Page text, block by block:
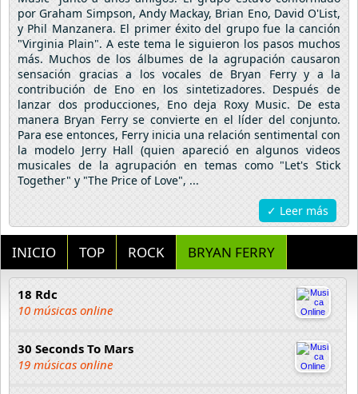
por Graham Simpson, Andy Mackay, Brian Eno, David O'List,
y Phil Manzanera. El primer éxito del grupo fue la canción
"Virginia Plain". A este tema le siguieron los pasos muchos
más. Muchos de los álbumes de la agrupación causaron
sensación gracias a los vocales de Bryan Ferry y a la
contribución de Eno en los sintetizadores. Después de
lanzar dos producciones, Eno deja Roxy Music. De esta
manera Bryan Ferry se convierte en el líder del conjunto.
Para ese entonces, Ferry inicia una relación sentimental con
la modelo Jerry Hall (quien apareció en algunos videos
musicales de la agrupación en temas como "Let's Stick
Together" y "The Price of Love", ...
✓ Leer más
INICIO TOP ROCK BRYAN FERRY
18 Rdc
10 músicas online
30 Seconds To Mars
19 músicas online